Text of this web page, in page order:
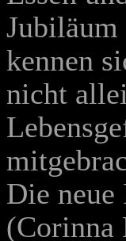
Jubiläum
kennen
nicht
Die
(Corinna